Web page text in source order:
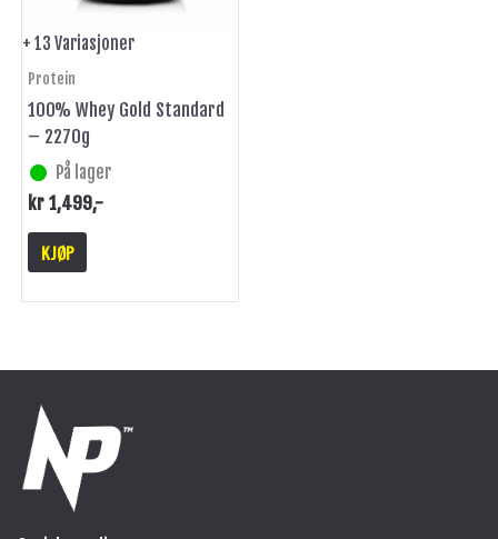
+ 13 Variasjoner
Protein
100% Whey Gold Standard
– 2270g
På lager
kr1,499,-
KJØP
velges
på